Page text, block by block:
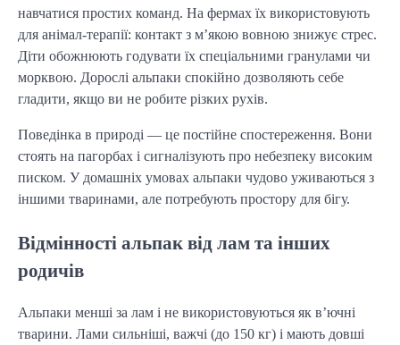
навчатися простих команд. На фермах їх використовують
для анімал-терапії: контакт з м’якою вовною знижує стрес.
Діти обожнюють годувати їх спеціальними гранулами чи
морквою. Дорослі альпаки спокійно дозволяють себе
гладити, якщо ви не робите різких рухів.
Поведінка в природі — це постійне спостереження. Вони
стоять на пагорбах і сигналізують про небезпеку високим
писком. У домашніх умовах альпаки чудово уживаються з
іншими тваринами, але потребують простору для бігу.
Відмінності альпак від лам та інших
родичів
Альпаки менші за лам і не використовуються як в’ючні
тварини. Лами сильніші, важчі (до 150 кг) і мають довші